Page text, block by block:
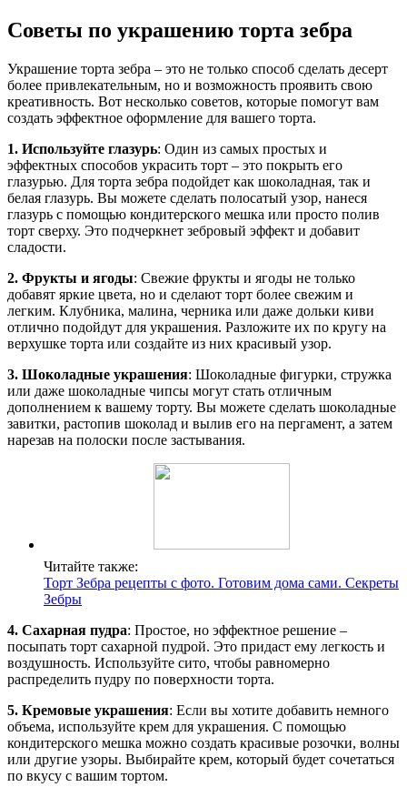
Советы по украшению торта зебра
Украшение торта зебра – это не только способ сделать десерт
более привлекательным, но и возможность проявить свою
креативность. Вот несколько советов, которые помогут вам
создать эффектное оформление для вашего торта.
1. Используйте глазурь: Один из самых простых и
эффектных способов украсить торт – это покрыть его
глазурью. Для торта зебра подойдет как шоколадная, так и
белая глазурь. Вы можете сделать полосатый узор, нанеся
глазурь с помощью кондитерского мешка или просто полив
торт сверху. Это подчеркнет зебровый эффект и добавит
сладости.
2. Фрукты и ягоды: Свежие фрукты и ягоды не только
добавят яркие цвета, но и сделают торт более свежим и
легким. Клубника, малина, черника или даже дольки киви
отлично подойдут для украшения. Разложите их по кругу на
верхушке торта или создайте из них красивый узор.
3. Шоколадные украшения: Шоколадные фигурки, стружка
или даже шоколадные чипсы могут стать отличным
дополнением к вашему торту. Вы можете сделать шоколадные
завитки, растопив шоколад и вылив его на пергамент, а затем
нарезав на полоски после застывания.
Читайте также:
Торт Зебра рецепты с фото. Готовим дома сами. Секреты
Зебры
4. Сахарная пудра: Простое, но эффектное решение –
посыпать торт сахарной пудрой. Это придаст ему легкость и
воздушность. Используйте сито, чтобы равномерно
распределить пудру по поверхности торта.
5. Кремовые украшения: Если вы хотите добавить немного
объема, используйте крем для украшения. С помощью
кондитерского мешка можно создать красивые розочки, волны
или другие узоры. Выбирайте крем, который будет сочетаться
по вкусу с вашим тортом.